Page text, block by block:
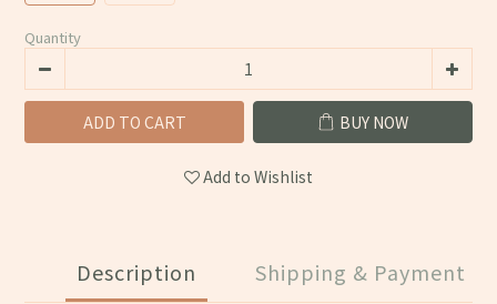
Quantity
ADD TO CART BUY NOW
Add to Wishlist
Description Shipping & Payment